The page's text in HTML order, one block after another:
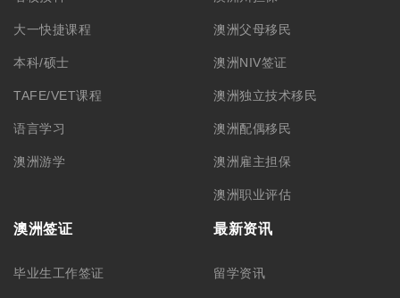
大一快捷课程
本科/硕士
TAFE/VET课程
语言学习
澳洲游学
澳洲父母移民
澳洲NIV签证
澳洲独立技术移民
澳洲配偶移民
澳洲雇主担保
澳洲职业评估
澳洲签证
毕业生工作签证
最新资讯
留学资讯